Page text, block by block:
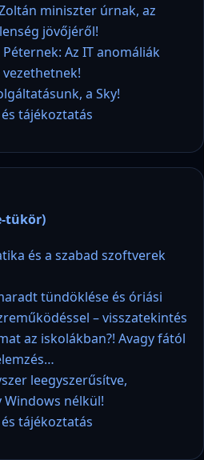
miniszter úrnak, az
jövőjéről!
Az IT anomáliák
a Sky!
tájékoztatás
tükör)
és a szabad szoftverek
tündöklése és óriási
– visszatekintés
az iskolákban?! Avagy fától
leegyszerűsítve,
nélkül!
tájékoztatás